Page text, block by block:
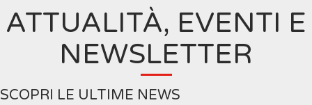
ATTUALITÀ, EVENTI E
NEWSLETTER
SCOPRI LE ULTIME NEWS